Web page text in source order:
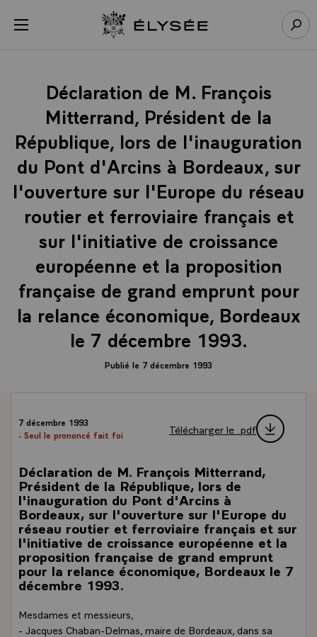
menu Retour à l’accueil Élysée
Déclaration de M. François
Mitterrand, Président de la
République, lors de l'inauguration
du Pont d'Arcins à Bordeaux, sur
l'ouverture sur l'Europe du réseau
routier et ferroviaire français et
sur l'initiative de croissance
européenne et la proposition
française de grand emprunt pour
la relance économique, Bordeaux
le 7 décembre 1993.
Publié le 7 décembre 1993
7 décembre 1993
- Seul le prononcé fait foi
Télécharger le .pdf
Déclaration de M. François Mitterrand,
Président de la République, lors de
l'inauguration du Pont d'Arcins à
Bordeaux, sur l'ouverture sur l'Europe du
réseau routier et ferroviaire français et sur
l'initiative de croissance européenne et la
proposition française de grand emprunt
pour la relance économique, Bordeaux le 7
décembre 1993.
Mesdames et messieurs,
- Jacques Chaban-Delmas, maire de Bordeaux, dans sa
Panneau de gestion des cookies